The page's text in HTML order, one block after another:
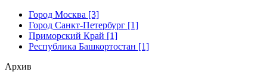
Город Москва [3]
Город Санкт-Петербург [1]
Приморский Край [1]
Республика Башкортостан [1]
Архив